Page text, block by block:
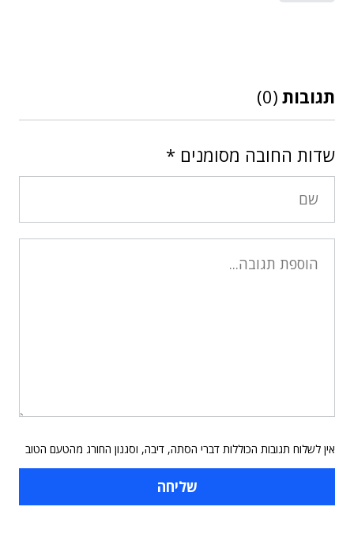
תגובות (0)
שדות החובה מסומנים *
אין לשלוח תגובות הכוללות דברי הסתה, דיבה, וסגנון החורג מהטעם הטוב